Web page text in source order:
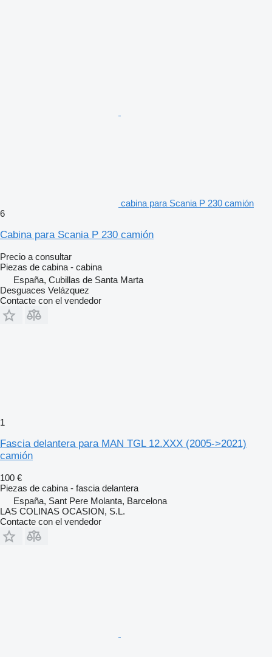
cabina para Scania P 230 camión
6
Cabina para Scania P 230 camión
Precio a consultar
Piezas de cabina - cabina
España, Cubillas de Santa Marta
Desguaces Velázquez
Contacte con el vendedor
1
Fascia delantera para MAN TGL 12.XXX (2005->2021)
camión
100 €
Piezas de cabina - fascia delantera
España, Sant Pere Molanta, Barcelona
LAS COLINAS OCASION, S.L.
Contacte con el vendedor